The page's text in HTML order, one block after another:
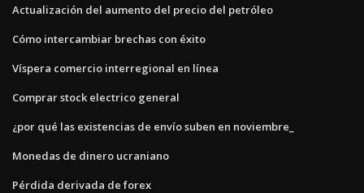
Actualización del aumento del precio del petróleo
Cómo intercambiar brechas con éxito
Víspera comercio interregional en línea
Comprar stock electrico general
¿por qué las existencias de envío suben en noviembre_
Monedas de dinero ucraniano
Pérdida derivada de forex